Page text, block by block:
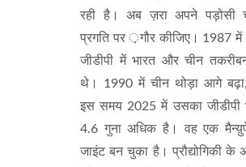
रही है। अब ज़रा अपने पड़ोसी
प्रगति पर ़गौर कीजिए। 1987 में
जीडीपी में भारत और चीन
थे। 1990 में चीन थोड़ा आगे
इस समय 2025 में उसका जीडीपी
4.6 गुना अधिक है। वह एक
जाइंट बन चुका है। प्रौद्योगिकी के